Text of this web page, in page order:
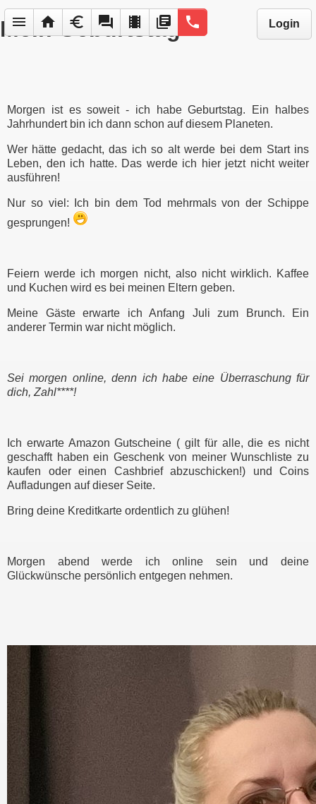
menu home euro forum local_movies library_books phone Login
Mein Geburtstag
Morgen ist es soweit - ich habe Geburtstag. Ein halbes
Jahrhundert bin ich dann schon auf diesem Planeten.
Wer hätte gedacht, das ich so alt werde bei dem Start ins
Leben, den ich hatte. Das werde ich hier jetzt nicht weiter
ausführen!
Nur so viel: Ich bin dem Tod mehrmals von der Schippe
gesprungen!
Feiern werde ich morgen nicht, also nicht wirklich. Kaffee
und Kuchen wird es bei meinen Eltern geben.
Meine Gäste erwarte ich Anfang Juli zum Brunch. Ein
anderer Termin war nicht möglich.
Sei morgen online, denn ich habe eine Überraschung für
dich, Zahl****!
Ich erwarte Amazon Gutscheine ( gilt für alle, die es nicht
geschafft haben ein Geschenk von meiner Wunschliste zu
kaufen oder einen Cashbrief abzuschicken!) und Coins
Aufladungen auf dieser Seite.
Bring deine Kreditkarte ordentlich zu glühen!
Morgen abend werde ich online sein und deine
Glückwünsche persönlich entgegen nehmen.